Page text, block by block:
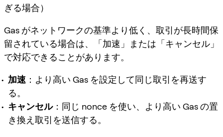
ぎる場合）
Gas がネットワークの基準より低く、取引が長時間保
留されている場合は、「加速」または「キャンセル」
で対応できることがあります。
加速 ：より高い Gas を設定して同じ取引を再送す
る。
キャンセル：同じ nonce を使い、より高い Gas の置
き換え取引を送信する。